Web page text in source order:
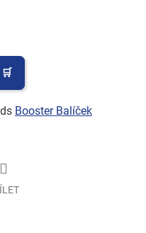
Booster Balíček